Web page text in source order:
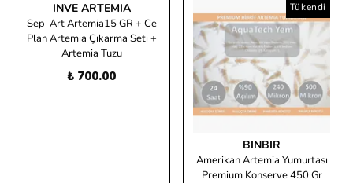
INVE ARTEMIA
Sep-Art Artemia15 GR + Ce
Plan Artemia Çıkarma Seti +
Artemia Tuzu
₺ 700.00
Tükendi
BINBIR
Amerikan Artemia Yumurtası
Premium Konserve 450 Gr